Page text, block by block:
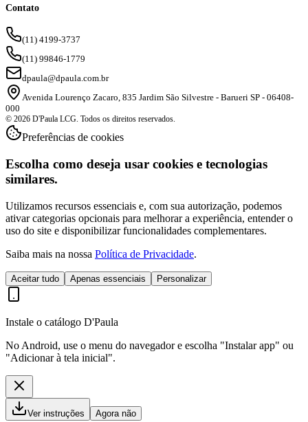
Contato
(11) 4199-3737
(11) 99846-1779
dpaula@dpaula.com.br
Avenida Lourenço Zacaro, 835 Jardim São Silvestre - Barueri SP - 06408-
000
© 2026 D'Paula LCG. Todos os direitos reservados.
Preferências de cookies
Escolha como deseja usar cookies e tecnologias
similares.
Utilizamos recursos essenciais e, com sua autorização, podemos
ativar categorias opcionais para melhorar a experiência, entender o
uso do site e disponibilizar funcionalidades complementares.
Saiba mais na nossa Política de Privacidade.
Aceitar tudo Apenas essenciais Personalizar
Instale o catálogo D'Paula
No Android, use o menu do navegador e escolha "Instalar app" ou
"Adicionar à tela inicial".
Ver instruções Agora não